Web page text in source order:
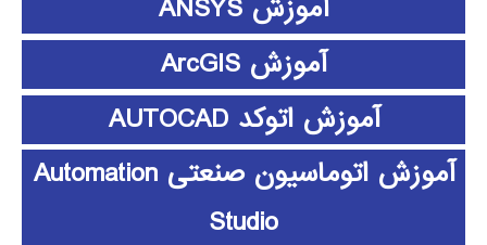
آموزش ANSYS
آموزش ArcGIS
آموزش اتوکد AUTOCAD
آموزش اتوماسیون صنعتی Automation
Studio